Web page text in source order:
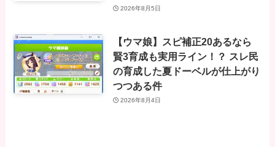
2026年8月5日
【ウマ娘】スピ補正20あるなら
賢3育成も実用ライン！？ スレ民
の育成した夏ドーベルが仕上がり
つつある件
2026年8月4日